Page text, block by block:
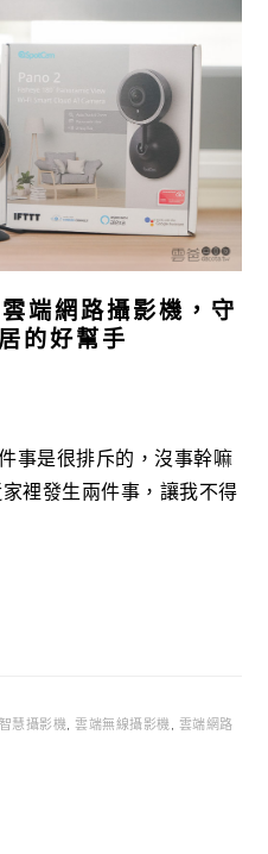
端網路攝影機，守
的好幫手
事是很排斥的，沒事幹嘛
裡發生兩件事，讓我不得
慧攝影機,雲端無線攝影機, 雲端網路